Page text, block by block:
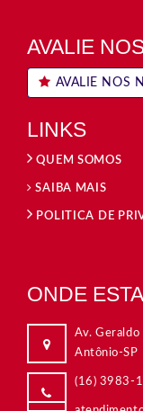
AVALIE
AVALIE NOS
LINKS
QUEM SOMOS
SAIBA MAIS
POLITICA DE
ONDE
Rua Dom
09015-560
(11) 4438-